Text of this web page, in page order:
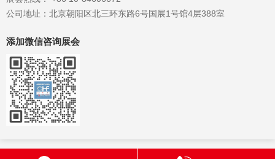
公司地址：北京朝阳区北三环东路6号国展1号馆4层388室
添加微信咨询展会